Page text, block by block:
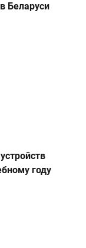
Беларуси
году